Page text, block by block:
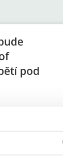
pod
I
na trhu